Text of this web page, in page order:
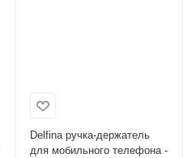
Delfina ручка-держатель
для мобильного телефона -